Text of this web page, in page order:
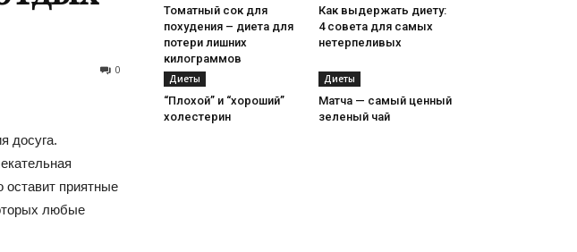
0
досуга.
оставит приятные
любые
Томатный сок для
похудения – диета для
потери лишних
килограммов
Как выдержать диету:
4 совета для самых
нетерпеливых
Диеты
“Плохой” и “хороший”
холестерин
Диеты
Матча — самый ценный
зеленый чай